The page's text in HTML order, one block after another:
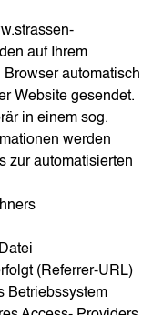
auf Ihrem
automatisch
Website gesendet.
in einem sog.
werden
zur automatisierten
(Referrer-URL)
Betriebssystem